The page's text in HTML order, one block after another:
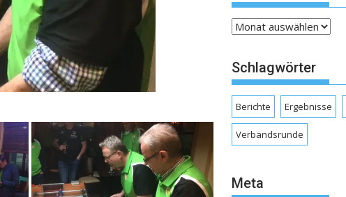
Archive
Schlagwörter
Berichte Ergebnisse
Verbandsrunde
Meta